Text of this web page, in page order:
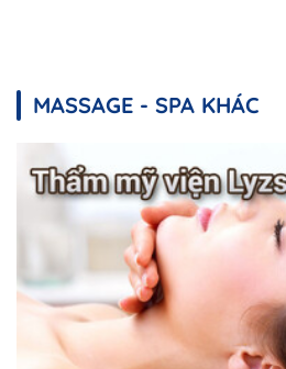
MASSAGE - SPA KHÁC